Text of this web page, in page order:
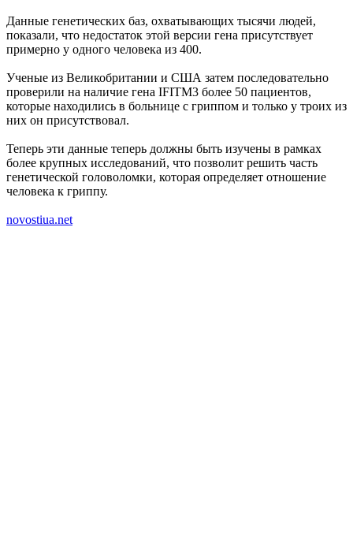
Данные генетических баз, охватывающих тысячи людей,
показали, что недостаток этой версии гена присутствует
примерно у одного человека из 400.
Ученые из Великобритании и США затем последовательно
проверили на наличие гена IFITM3 более 50 пациентов,
которые находились в больнице с гриппом и только у троих из
них он присутствовал.
Теперь эти данные теперь должны быть изучены в рамках
более крупных исследований, что позволит решить часть
генетической головоломки, которая определяет отношение
человека к гриппу.
novostiua.net